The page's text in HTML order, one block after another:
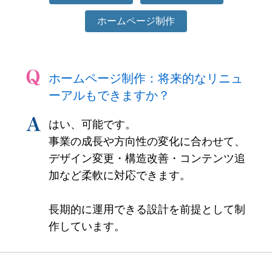
ホームページ制作
ホームページ制作：将来的なリニュ
ーアルもできますか？
はい、可能です。
事業の成長や方向性の変化に合わせて、
デザイン変更・構造改善・コンテンツ追
加など柔軟に対応できます。
長期的に運用できる設計を前提として制
作しています。